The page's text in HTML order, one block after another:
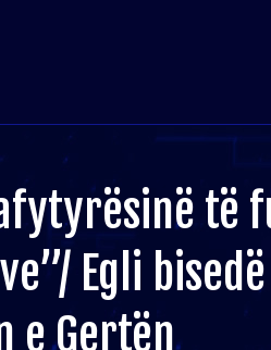
të
Egli
e Gertën